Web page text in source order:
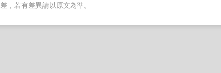
差，若有差異請以原文為準。